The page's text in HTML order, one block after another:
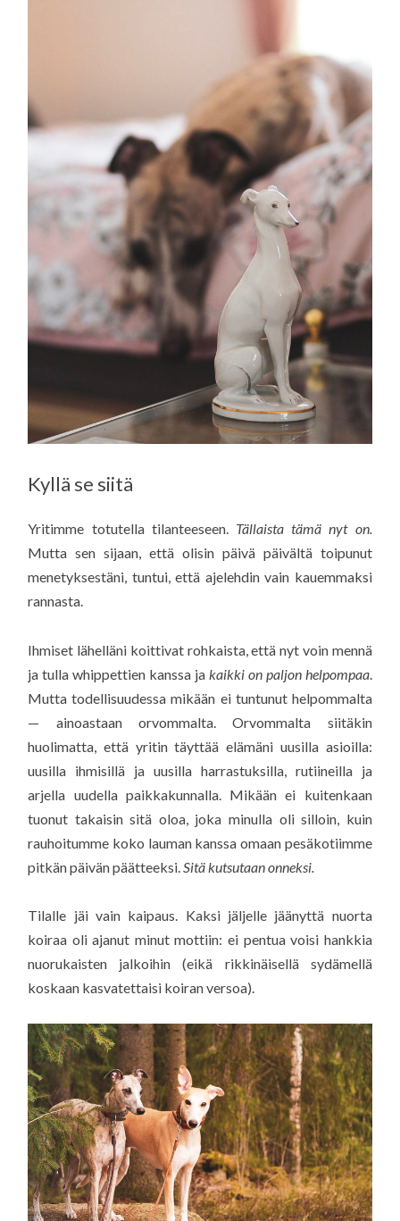
Kyllä se siitä
Yritimme totutella tilanteeseen. Tällaista tämä nyt on.
Mutta sen sijaan, että olisin päivä päivältä toipunut
menetyksestäni, tuntui, että ajelehdin vain kauemmaksi
rannasta.
Ihmiset lähelläni koittivat rohkaista, että nyt voin mennä
ja tulla whippettien kanssa ja kaikki on paljon helpompaa.
Mutta todellisuudessa mikään ei tuntunut helpommalta
— ainoastaan orvommalta. Orvommalta siitäkin
huolimatta, että yritin täyttää elämäni uusilla asioilla:
uusilla ihmisillä ja uusilla harrastuksilla, rutiineilla ja
arjella uudella paikkakunnalla. Mikään ei kuitenkaan
tuonut takaisin sitä oloa, joka minulla oli silloin, kuin
rauhoitumme koko lauman kanssa omaan pesäkotiimme
pitkän päivän päätteeksi. Sitä kutsutaan onneksi.
Tilalle jäi vain kaipaus. Kaksi jäljelle jäänyttä nuorta
koiraa oli ajanut minut mottiin: ei pentua voisi hankkia
nuorukaisten jalkoihin (eikä rikkinäisellä sydämellä
koskaan kasvatettaisi koiran versoa).